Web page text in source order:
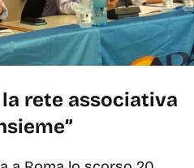
rete associativa